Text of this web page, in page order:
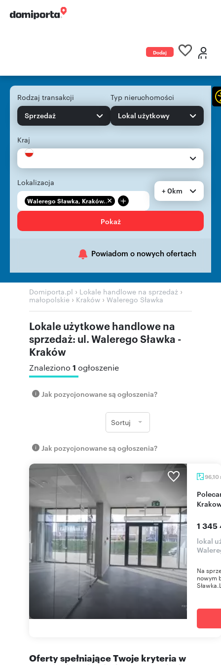
Dodaj
Rodzaj transakcji
Sprzedaż
Typ nieruchomości
Lokal użytkowy
Kraj
Lokalizacja
Walerego Sławka, Kraków... +
+ 0km
Pokaż
Powiadom o nowych ofertach
Domiporta.pl › Lokale handlowe na sprzedaż ›
małopolskie › Kraków › Walerego Sławka
Lokale użytkowe handlowe na
sprzedaż: ul. Walerego Sławka -
Kraków
Znaleziono 1 ogłoszenie
Jak pozycjonowane są ogłoszenia?
Sortuj
Jak pozycjonowane są ogłoszenia?
96,10
Polecam lokal 96 m² w nowoczesnym budynku w
1 345
lokal
Na
nowym
Oferty spełniające Twoje kryteria w